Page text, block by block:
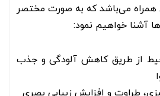
همراه می‌باشد که به صورت مختصر
آشنا خواهیم نمود:
از طریق کاهش آلودگی و جذب
طراوت و افزایش زیبایی بصری